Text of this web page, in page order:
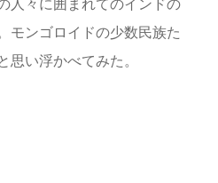
人々に囲まれてのインドの
モンゴロイドの少数民族た
思い浮かべてみた。